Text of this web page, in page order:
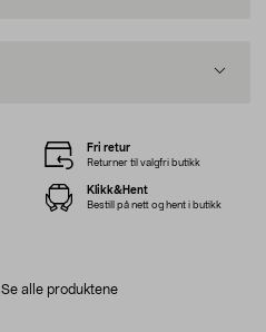
Se alle produktene
Fri retur
Returner til valgfri butikk
Klikk&Hent
Bestill på nett og hent i butikk